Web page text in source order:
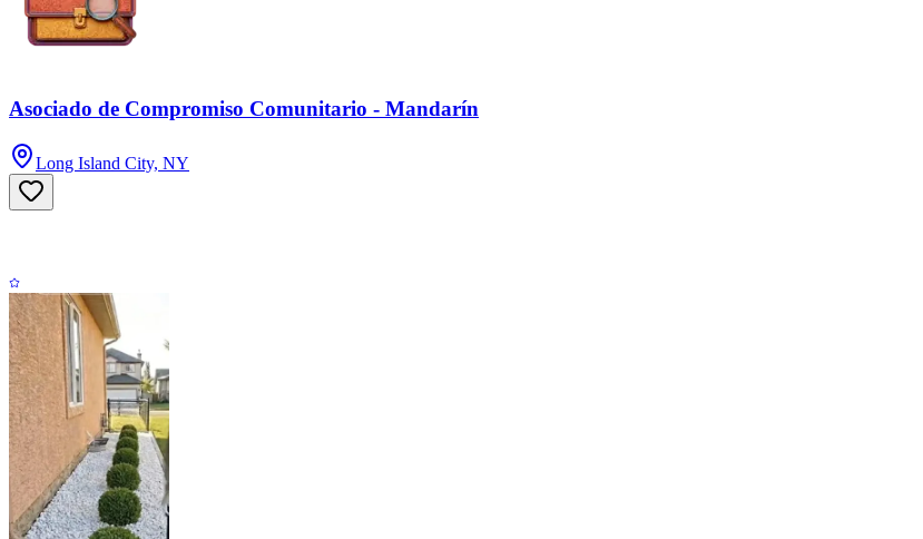
Asociado de Compromiso Comunitario - Mandarín
Long Island City, NY